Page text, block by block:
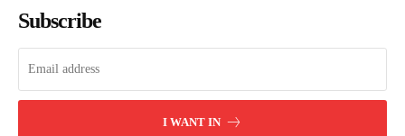
Subscribe
I WANT IN